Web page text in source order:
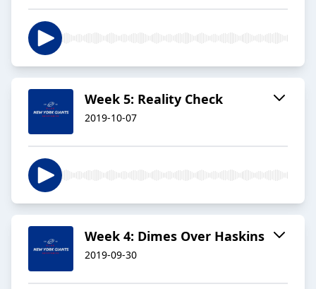
Week 5: Reality Check
2019-10-07
Week 4: Dimes Over Haskins
2019-09-30